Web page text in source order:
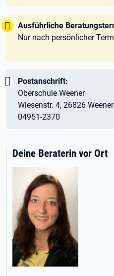
Tipp:
Ausführliche
Nur nach persönlicher
Wichtig:
Postanschrift:
Oberschule Weener
Wiesenstr. 4, 26826 Weener
04951-2370
Deine Beraterin vor Ort